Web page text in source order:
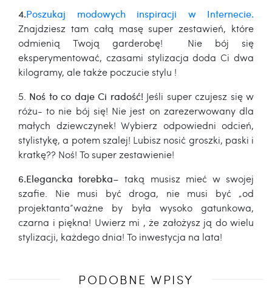
4.Poszukaj modowych inspiracji w Internecie.
Znajdziesz tam całą masę super zestawień, które
odmienią Twoją garderobę! Nie bój się
eksperymentować, czasami stylizacja doda Ci dwa
kilogramy, ale także poczucie stylu !
5. Noś to co daje Ci radość! Jeśli super czujesz się w
różu- to nie bój się! Nie jest on zarezerwowany dla
małych dziewczynek! Wybierz odpowiedni odcień,
stylistykę, a potem szalej! Lubisz nosić groszki, paski i
kratkę?? Noś! To super zestawienie!
6.Elegancka torebka– taką musisz mieć w swojej
szafie. Nie musi być droga, nie musi być „od
projektanta”ważne by była wysoko gatunkowa,
czarna i piękna! Uwierz mi , że założysz ją do wielu
stylizacji, każdego dnia! To inwestycja na lata!
PODOBNE WPISY